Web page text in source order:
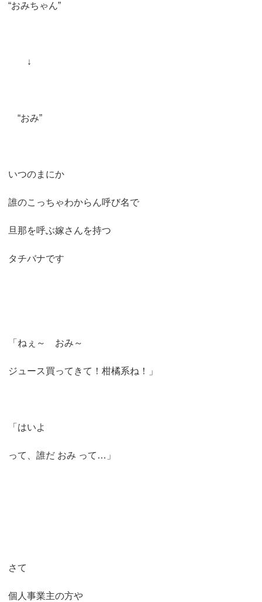
“おみちゃん”
↓
“おみ”
いつのまにか
誰のこっちゃわからん呼び名で
旦那を呼ぶ嫁さんを持つ
タチバナです
「ねぇ～ おみ～
ジュース買ってきて！柑橘系ね！」
「はいよ
って、誰だ おみ って…」
さて
個人事業主の方や